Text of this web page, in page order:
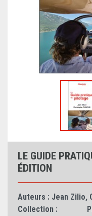
LE GUIDE
ÉDITION
Auteurs : Jean Zilio,
Collection :